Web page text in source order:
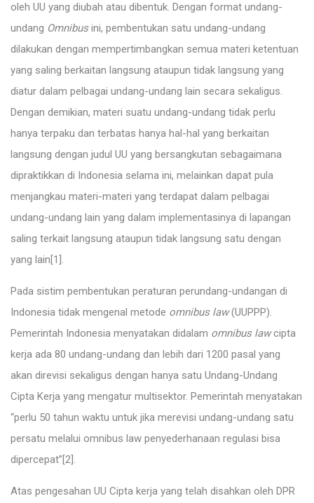
oleh UU yang diubah atau dibentuk. Dengan format undang-
undang Omnibusini, pembentukan satu undang-undang
dilakukan dengan mempertimbangkan semua materi ketentuan
yang saling berkaitan langsung ataupun tidak langsung yang
diatur dalam pelbagai undang-undang lain secara sekaligus.
Dengan demikian, materi suatu undang-undang tidak perlu
hanya terpaku dan terbatas hanya hal-hal yang berkaitan
langsung dengan judul UU yang bersangkutan sebagaimana
dipraktikkan di Indonesia selama ini, melainkan dapat pula
menjangkau materi-materi yang terdapat dalam pelbagai
undang-undang lain yang dalam implementasinya di lapangan
saling terkait langsung ataupun tidak langsung satu dengan
yang lain[1].
Pada sistim pembentukan peraturan perundang-undangan di
Indonesia tidak mengenal metode omnibus law(UUPPP).
Pemerintah Indonesia menyatakan didalam omnibus lawcipta
kerja ada 80 undang-undang dan lebih dari 1200 pasal yang
akan direvisi sekaligus dengan hanya satu Undang-Undang
Cipta Kerja yang mengatur multisektor. Pemerintah menyatakan
“perlu 50 tahun waktu untuk jika merevisi undang-undang satu
persatu melalui omnibus law penyederhanaan regulasi bisa
dipercepat”[2].
Atas pengesahan UU Cipta kerja yang telah disahkan oleh DPR